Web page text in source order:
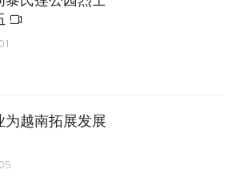
为越南拓展发展